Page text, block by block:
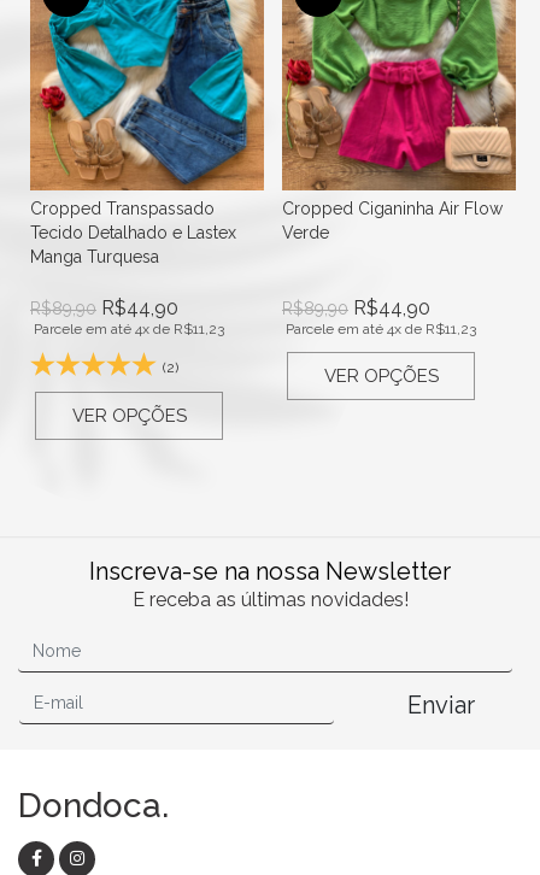
Cropped Transpassado
Tecido Detalhado e Lastex
Manga Turquesa
R$89,90 R$44,90
Parcele em até 4x de R$11,23
(2)
VER OPÇÕES
Cropped Ciganinha Air Flow
Verde
R$89,90 R$44,90
Parcele em até 4x de R$11,23
VER OPÇÕES
Inscreva-se na nossa Newsletter
E receba as últimas novidades!
Enviar
Dondoca.